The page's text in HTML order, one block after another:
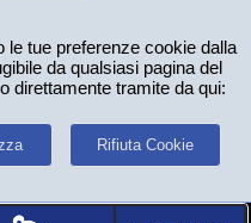
le tue preferenze cookie dalla
da qualsiasi pagina del
direttamente tramite da qui:
Rifiuta Cookie